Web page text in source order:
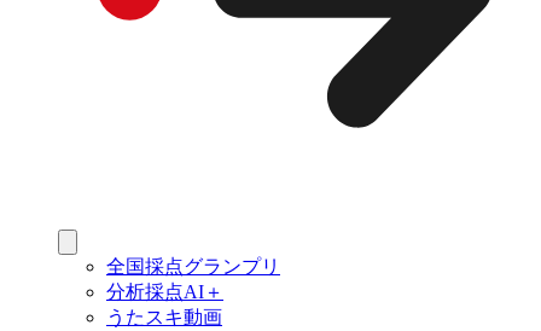
全国採点グランプリ
分析採点AI＋
うたスキ動画